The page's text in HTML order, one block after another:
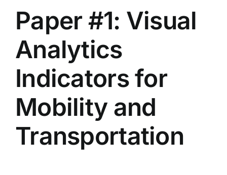
Paper #1: Visual
Analytics
Indicators for
Mobility and
Transportation